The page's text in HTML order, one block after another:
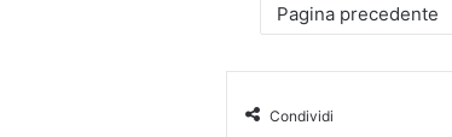
Pagina precedente
Condividi